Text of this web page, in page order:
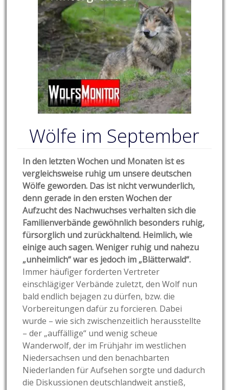
Wölfe im September
In den letzten Wochen und Monaten ist es
vergleichsweise ruhig um unsere deutschen
Wölfe geworden. Das ist nicht verwunderlich,
denn gerade in den ersten Wochen der
Aufzucht des Nachwuchses verhalten sich die
Familienverbände gewöhnlich besonders ruhig,
fürsorglich und zurückhaltend. Heimlich, wie
einige auch sagen. Weniger ruhig und nahezu
„unheimlich“ war es jedoch im „Blätterwald“.
Immer häufiger forderten Vertreter
einschlägiger Verbände zuletzt, den Wolf nun
bald endlich bejagen zu dürfen, bzw. die
Vorbereitungen dafür zu forcieren. Dabei
wurde – wie sich zwischenzeitlich herausstellte
– der „auffällige“ und wenig scheue
Wanderwolf, der im Frühjahr im westlichen
Niedersachsen und den benachbarten
Niederlanden für Aufsehen sorgte und dadurch
die Diskussionen deutschlandweit anstieß,